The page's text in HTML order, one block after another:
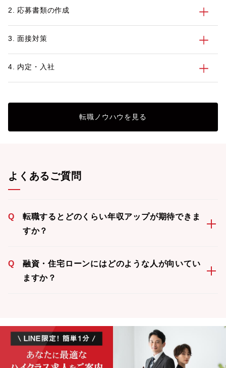
2. 応募書類の作成
3. 面接対策
4. 内定・入社
転職ノウハウを見る
よくあるご質問
Q
転職するとどのくらい年収アップが期待できま
すか？
Q
融資・住宅ローンにはどのような人が向いてい
ますか？